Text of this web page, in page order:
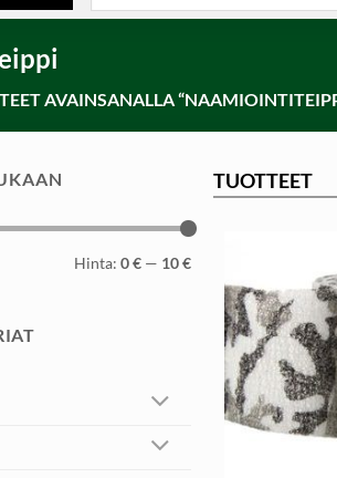
AVAINSANALLA
Hinta: 0 € — 10 €
TUOTTEET